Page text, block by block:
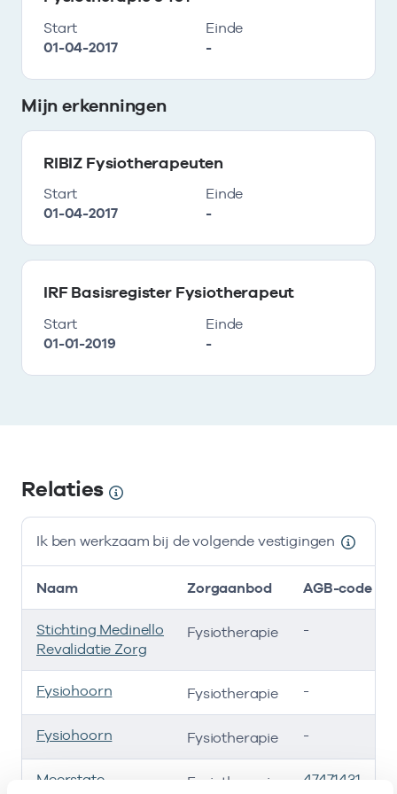
Start
01-04-2017
Einde
-
Mijn erkenningen
RIBIZ Fysiotherapeuten
Start
01-04-2017
Einde
-
IRF Basisregister Fysiotherapeut
Start
01-01-2019
Einde
-
Relaties
Ik ben werkzaam bij de volgende vestigingen
Naam Zorgaanbod AGB-code
Stichting Medinello
Revalidatie Zorg
Fysiotherapie -
Fysiohoorn Fysiotherapie -
Fysiohoorn Fysiotherapie -
Meerstate Fysiotherapie 47471431